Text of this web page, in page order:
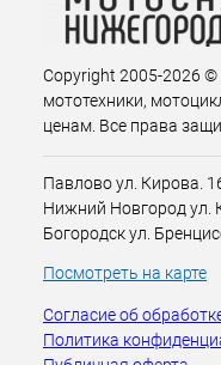
Copyright 2005-2026
мототехники,
ценам. Все права
Павлово ул. Кирова.
Нижний Новгород ул.
Богородск ул.
Посмотреть на карте
Согласие об
Политика